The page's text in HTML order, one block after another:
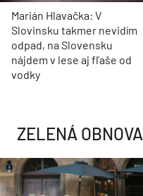
Marián Hlavačka: V
Slovinsku takmer nevidím
odpad, na Slovensku
nájdem v lese aj fľaše od
vodky
ZELENÁ OBNOVA